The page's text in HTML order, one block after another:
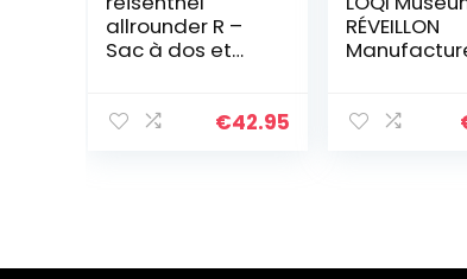
allrounder R –
Sac à dos et
– Avec
berry
€42.95
RÉVEILLON